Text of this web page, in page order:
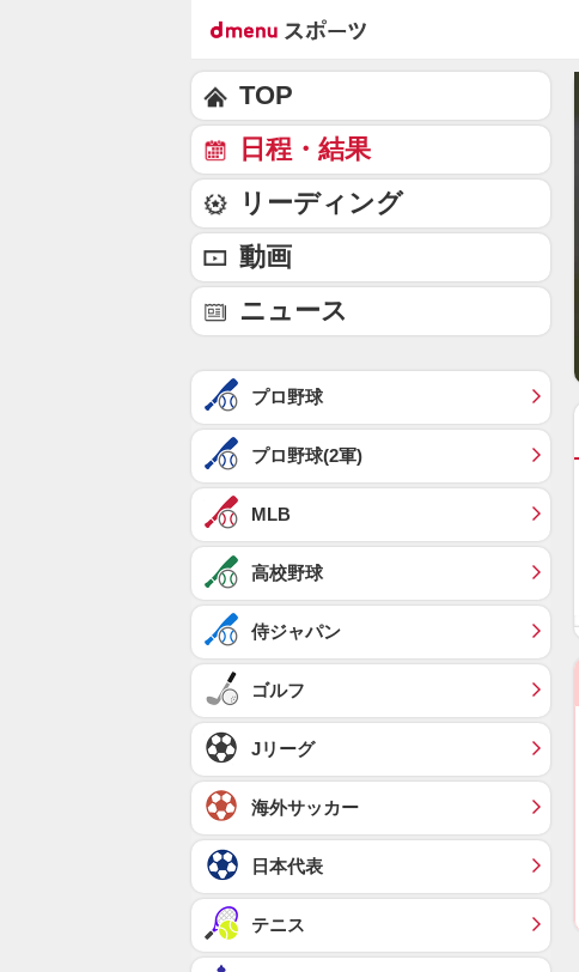
TOP
日程・結果
リーディング
動画
ニュース
プロ野球
プロ野球(2軍)
MLB
高校野球
侍ジャパン
ゴルフ
Jリーグ
海外サッカー
日本代表
テニス